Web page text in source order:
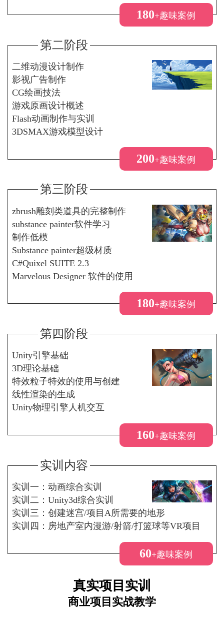
180+趣味案例
二维动漫设计制作
影视广告制作
CG绘画技法
游戏原画设计概述
Flash动画制作与实训
3DSMAX游戏模型设计
第二阶段
200+趣味案例
zbrush雕刻类道具的完整制作
substance painter软件学习
制作低模
Substance painter超级材质
C#Quixel SUITE 2.3
Marvelous Designer 软件的使用
第三阶段
180+趣味案例
Unity引擎基础
3D理论基础
特效粒子特效的使用与创建
线性渲染的生成
Unity物理引擎人机交互
第四阶段
160+趣味案例
实训一：动画综合实训
实训二：Unity3d综合实训
实训三：创建迷宫/项目A所需要的地形
实训四：房地产室内漫游/射箭/打篮球等VR项目
实训内容
60+趣味案例
真实项目实训
商业项目实战教学